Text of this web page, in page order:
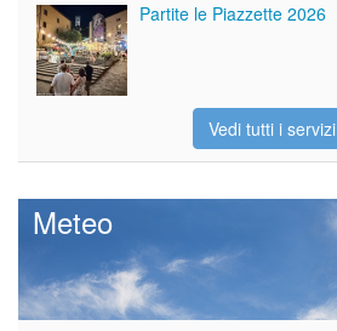
Partite le Piazzette 2026
Vedi tutti i servizi
Meteo